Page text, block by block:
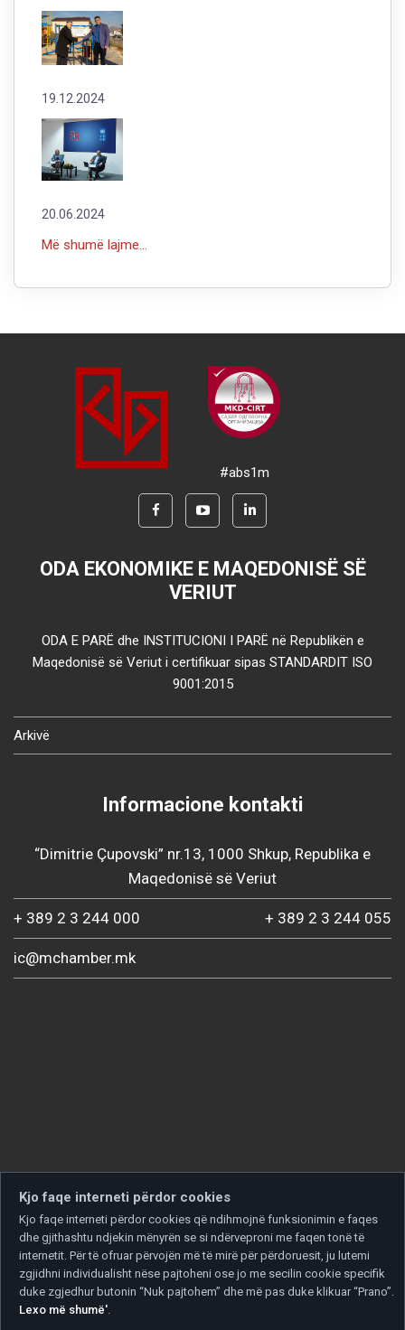
19.12.2024
20.06.2024
Më shumë lajme...
#abs1m
ODA EKONOMIKE E MAQEDONISË SË
VERIUT
ODA E PARË dhe INSTITUCIONI I PARË në Republikën e
Maqedonisë së Veriut i certifikuar sipas STANDARDIT ISO
9001:2015
Arkivë
Informacione kontakti
“Dimitrie Çupovski” nr.13, 1000 Shkup, Republika e
Maqedonisë së Veriut
+ 389 2 3 244 000 + 389 2 3 244 055
ic@mchamber.mk
Copyright © 2026 Developed by
Kjo faqe interneti përdor cookies
Kjo faqe interneti përdor cookies që ndihmojnë funksionimin e faqes
dhe gjithashtu ndjekin mënyrën se si ndërveproni me faqen tonë të
internetit. Për të ofruar përvojën më të mirë për përdoruesit, ju lutemi
zgjidhni individualisht nëse pajtoheni ose jo me secilin cookie specifik
duke zgjedhur butonin “Nuk pajtohem” dhe më pas duke klikuar “Prano”.
Lexo më shumë'.